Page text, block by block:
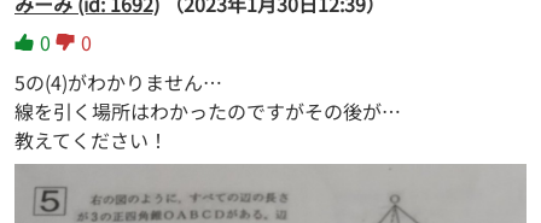
0
0
5の(4)がわかりません…
線を引く場所はわかったのですがその後が…
教えてください！